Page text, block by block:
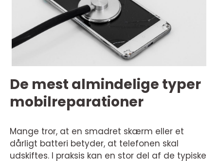
De mest almindelige typer
mobilreparationer
Mange tror, at en smadret skærm eller et
dårligt batteri betyder, at telefonen skal
udskiftes. I praksis kan en stor del af de typiske